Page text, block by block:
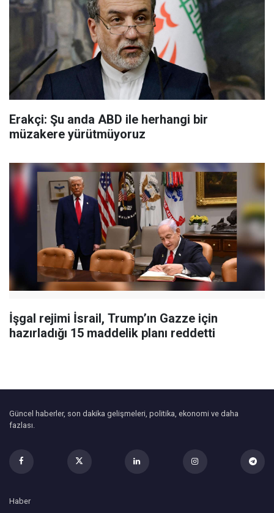
Erakçi: Şu anda ABD ile herhangi bir
müzakere yürütmüyoruz
İşgal rejimi İsrail, Trump’ın Gazze için
hazırladığı 15 maddelik planı reddetti
Güncel haberler, son dakika gelişmeleri, politika, ekonomi ve daha
fazlası.
Haber